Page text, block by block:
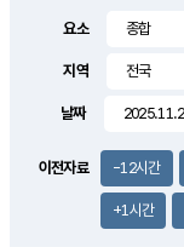
요소
지역
날짜
이전자료 -12시간
+1시간